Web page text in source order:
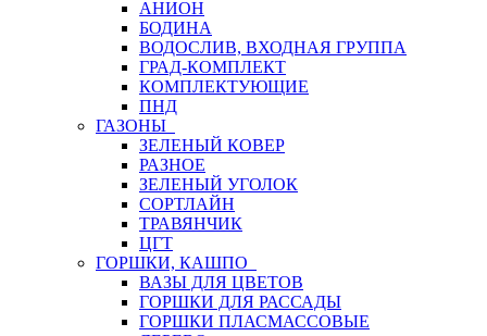
АНИОН
БОДИНА
ВОДОСЛИВ, ВХОДНАЯ ГРУППА
ГРАД-КОМПЛЕКТ
КОМПЛЕКТУЮЩИЕ
ПНД
ГАЗОНЫ
ЗЕЛЕНЫЙ КОВЕР
РАЗНОЕ
ЗЕЛЕНЫЙ УГОЛОК
СОРТЛАЙН
ТРАВЯНЧИК
ЦГТ
ГОРШКИ, КАШПО
ВАЗЫ ДЛЯ ЦВЕТОВ
ГОРШКИ ДЛЯ РАССАДЫ
ГОРШКИ ПЛАСМАССОВЫЕ